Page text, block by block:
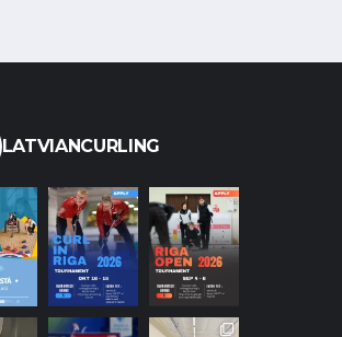
LATVIANCURLING